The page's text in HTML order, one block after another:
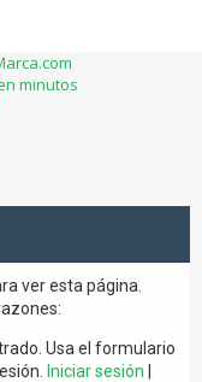
minutos
ver esta página.
Usa el formulario
Iniciar sesión